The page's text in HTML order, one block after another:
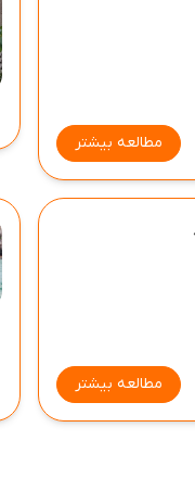
مطالعه بیشتر
مطالعه بیشتر